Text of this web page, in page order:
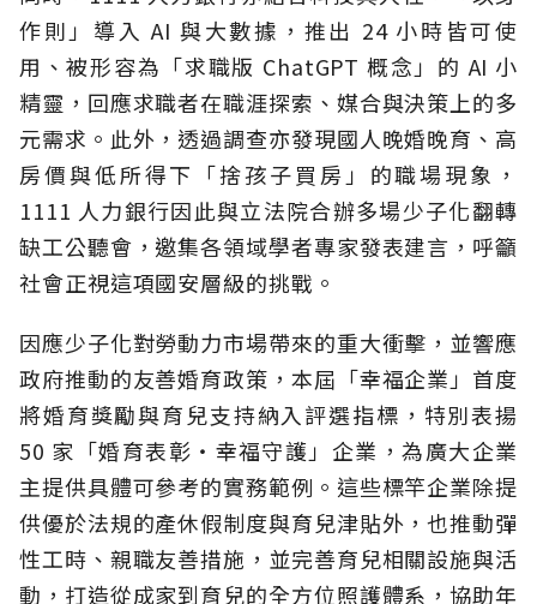
作則」導入 AI 與大數據，推出 24 小時皆可使
用、被形容為「求職版 ChatGPT 概念」的 AI 小
精靈，回應求職者在職涯探索、媒合與決策上的多
元需求。此外，透過調查亦發現國人晚婚晚育、高
房價與低所得下「捨孩子買房」的職場現象，
1111 人力銀行因此與立法院合辦多場少子化翻轉
缺工公聽會，邀集各領域學者專家發表建言，呼籲
社會正視這項國安層級的挑戰。
因應少子化對勞動力市場帶來的重大衝擊，並響應
政府推動的友善婚育政策，本屆「幸福企業」首度
將婚育獎勵與育兒支持納入評選指標，特別表揚
50 家「婚育表彰・幸福守護」企業，為廣大企業
主提供具體可參考的實務範例。這些標竿企業除提
供優於法規的產休假制度與育兒津貼外，也推動彈
性工時、親職友善措施，並完善育兒相關設施與活
動，打造從成家到育兒的全方位照護體系，協助年